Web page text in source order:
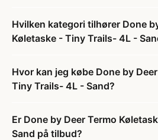
Hvilken kategori tilhører Done
Køletaske - Tiny Trails- 4L -
Hvor kan jeg købe Done by
Tiny Trails- 4L - Sand?
Er Done by Deer Termo
Sand på tilbud?